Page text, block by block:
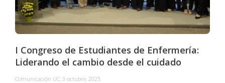
I Congreso de Estudiantes de Enfermería:
Liderando el cambio desde el cuidado
Comunicación UC, 3 octubre, 2025